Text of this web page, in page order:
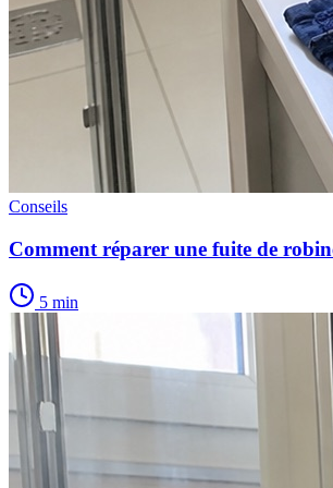
Conseils
Comment réparer une fuite de
5 min